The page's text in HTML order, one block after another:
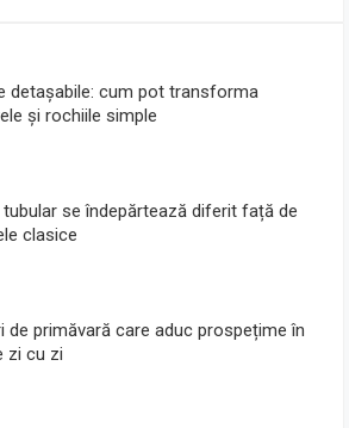
detașabile: cum pot transforma
și rochiile simple
tubular se îndepărtează diferit față de
clasice
de primăvară care aduc prospețime în
zi cu zi